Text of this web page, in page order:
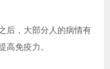
后，大部分人的病情有
高免疫力。